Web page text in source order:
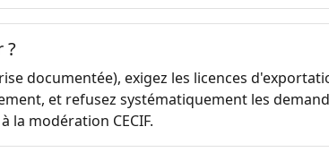
?
documentée), exigez les licences
et refusez systématiquement les
la modération CECIF.